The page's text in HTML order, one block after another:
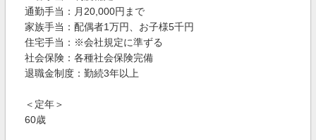
通勤手当：月20,000円まで
家族手当：配偶者1万円、お子様5千円
住宅手当：※会社規定に準ずる
社会保険：各種社会保険完備
退職金制度：勤続3年以上
＜定年＞
60歳